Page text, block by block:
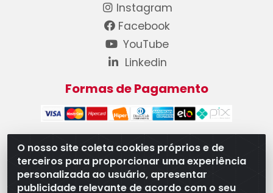
O nosso site coleta cookies próprios e de
terceiros para proporcionar uma experiência
personalizada ao usuário, apresentar
publicidade relevante de acordo com o seu
Instagram
Facebook
YouTube
Linkedin
Formas de Pagamento
WB Componentes Automotivos LTDA - CNPJ
08.528.393/0001-12 - Rua do Níquel, 667 - Parque
Oeste Industrial, Goiânia/GO - CEP 74375-660